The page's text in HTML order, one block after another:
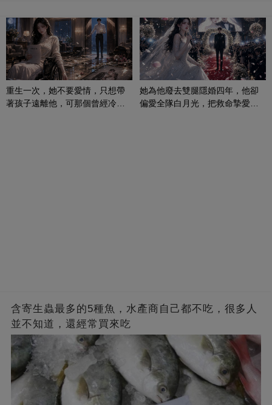
重生一次，她不要愛情，只想帶
著孩子遠離他，可那個曾經冷漠
她為他廢去雙腿隱婚四年，他卻
偏愛全隊白月光，把救命摯愛當
含寄生蟲最多的5種魚，水產商自己都不吃，很多人
並不知道，還經常買來吃